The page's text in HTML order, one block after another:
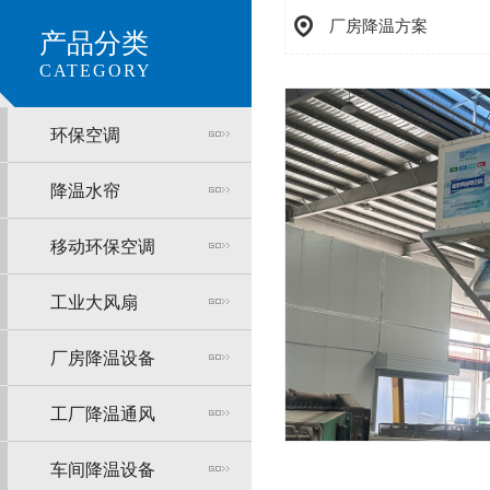
产品分类
CATEGORY
环保空调
降温水帘
移动环保空调
工业大风扇
厂房降温设备
工厂降温通风
车间降温设备
厂房降温方案